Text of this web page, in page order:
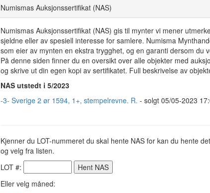
Numismas Auksjonssertifikat (NAS)
Numismas Auksjonssertifikat (NAS) gis til mynter vi mener
sjeldne eller av spesiell interesse for samlere. Numisma
som eier av mynten en ekstra trygghet, og en garanti dersom du
På denne siden finner du en oversikt over alle objekter med
og skrive ut din egen kopi av sertifikatet. Full beskrivelse av
NAS utstedt i 5/2023
-3- Sverige 2 ør 1594, 1+, stempelrevne. R. - solgt 05/05-2023
Kjenner du LOT-nummeret du skal hente NAS for kan du hente
og velg fra listen.
LOT #:
Eller velg måned: